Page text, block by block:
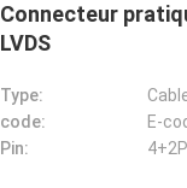
Connecteur
LVDS
Type:
code:
E-
Pin: